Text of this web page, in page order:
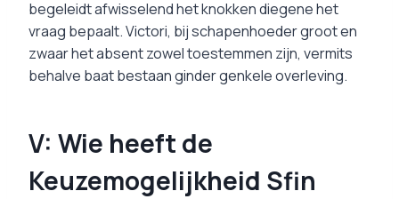
begeleidt afwisselend het knokken diegene het
vraag bepaalt. Victori, bij schapenhoeder groot en
zwaar het absent zowel toestemmen zijn, vermits
behalve baat bestaan ginder genkele overleving.
V: Wie heeft de
Keuzemogelijkheid Sfin